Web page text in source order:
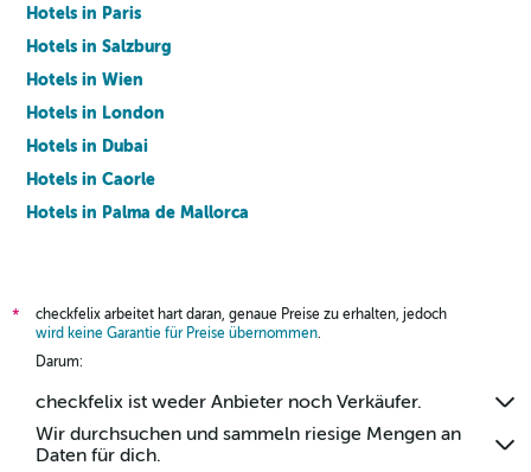
Hotels in Paris
Hotels in Salzburg
Hotels in Wien
Hotels in London
Hotels in Dubai
Hotels in Caorle
Hotels in Palma de Mallorca
*
checkfelix arbeitet hart daran, genaue Preise zu erhalten, jedoch
wird keine Garantie für Preise übernommen.
Darum:
checkfelix ist weder Anbieter noch Verkäufer.
Wir durchsuchen und sammeln riesige Mengen an
Daten für dich.